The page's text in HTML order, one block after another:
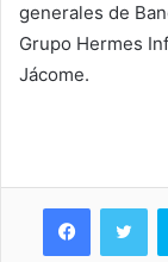
generales de
Grupo Hermes
Jácome.